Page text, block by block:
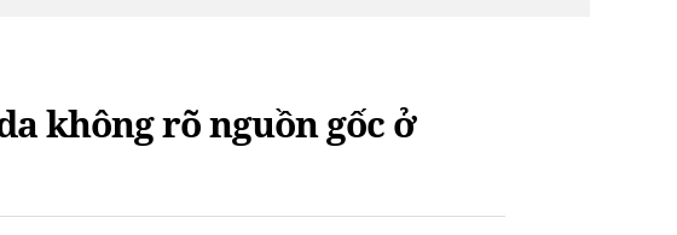
không rõ nguồn gốc ở